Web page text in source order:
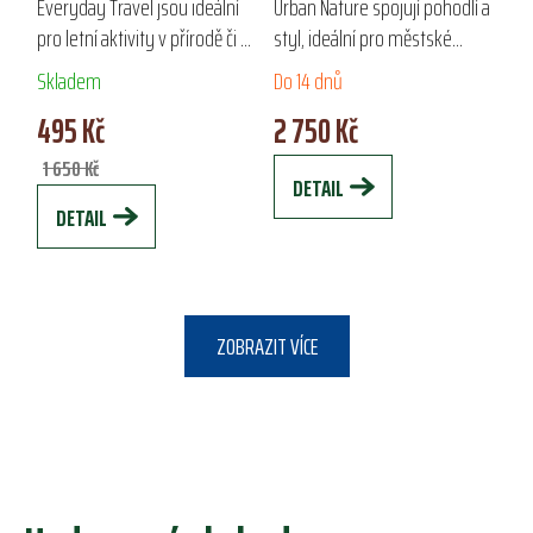
Everyday Travel jsou ideální
pro letní aktivity v přírodě či na
pláži. Vyrobené z lehkého a
rychleschnoucího materiálu s
UV ochranou a ventilačními...
Skladem
495 Kč
1 650 Kč
DETAIL
Urban Nature spojují pohodlí a
styl, ideální pro městské
nošení, práci i přírodní výlety.
Vyrobené z prodyšného a
částečně strečového
materiálu s...
Do 14 dnů
2 750 Kč
DETAIL
ZOBRAZIT VÍCE